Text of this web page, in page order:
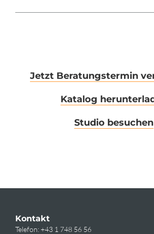
Jetzt Beratungstermin
Katalog
Studio besuchen
Kontakt
Telefon:+43 1 748 56 56